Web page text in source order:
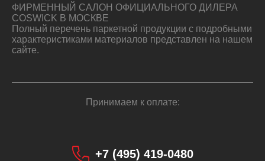
ФИРМЕННЫЙ САЛОН ОФИЦИАЛЬНОГО ДИЛЕРА
COSWICK В МОСКВЕ
Полный перечень паркетной продукции с подробными
характеристиками материалов представлен на нашем
сайте.
Принимаем к оплате:
+7 (495) 419-0480